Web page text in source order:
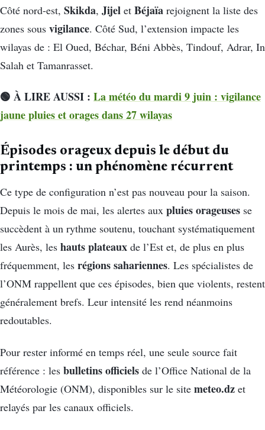
Côté nord-est, Skikda, Jijel et Béjaïa rejoignent la liste des
zones sous vigilance. Côté Sud, l’extension impacte les
wilayas de : El Oued, Béchar, Béni Abbès, Tindouf, Adrar, In
Salah et Tamanrasset.
🟢 À LIRE AUSSI : La météo du mardi 9 juin : vigilance
jaune pluies et orages dans 27 wilayas
Épisodes orageux depuis le début du
printemps : un phénomène récurrent
Ce type de configuration n’est pas nouveau pour la saison.
Depuis le mois de mai, les alertes aux pluies orageuses se
succèdent à un rythme soutenu, touchant systématiquement
les Aurès, les hauts plateaux de l’Est et, de plus en plus
fréquemment, les régions sahariennes. Les spécialistes de
l’ONM rappellent que ces épisodes, bien que violents, restent
généralement brefs. Leur intensité les rend néanmoins
redoutables.
Pour rester informé en temps réel, une seule source fait
référence : les bulletins officiels de l’Office National de la
Météorologie (ONM), disponibles sur le site meteo.dz et
relayés par les canaux officiels.